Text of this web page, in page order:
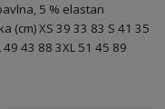
5 % elastan
(cm) XS 39 33 83 S 41 35
43 88 3XL 51 45 89